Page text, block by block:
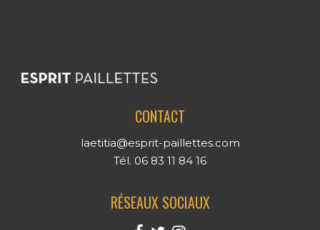
CONTACT
laetitia@esprit-paillettes.com
Tél. 06 83 11 84 16
RÉSEAUX SOCIAUX